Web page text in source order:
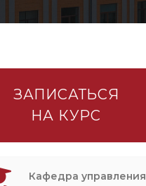
ЗАПИСАТЬСЯ
НА КУРС
Кафедра управления